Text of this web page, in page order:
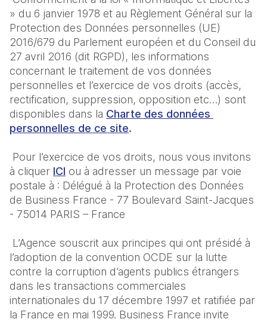
» du 6 janvier 1978 et au Règlement Général sur la
Protection des Données personnelles (UE)
2016/679 du Parlement européen et du Conseil du
27 avril 2016 (dit RGPD), les informations
concernant le traitement de vos données
personnelles et l’exercice de vos droits (accès,
rectification, suppression, opposition etc…) sont
disponibles dans la Charte des données
personnelles de ce site.
à cliquer ICI ou à adresser un message par voie
postale à : Délégué à la Protection des Données
de Business France - 77 Boulevard Saint-Jacques
- 75014 PARIS – France
l’adoption de la convention OCDE sur la lutte
contre la corruption d’agents publics étrangers
dans les transactions commerciales
internationales du 17 décembre 1997 et ratifiée par
la France en mai 1999. Business France invite